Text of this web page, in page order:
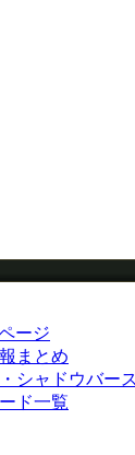
ージ
まとめ
シャドウバー
ド一覧